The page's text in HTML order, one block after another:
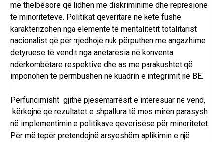
më thelbësore që lidhen me diskriminime dhe represione
të minoriteteve. Politikat qeveritare në këtë fushë
karakterizohen nga elementë të mentalitetit totalitarist
nacionalist që për rrjedhojë nuk përputhen me angazhime
detyruese të vendit nga anëtarësia në konventa
ndërkombëtare respektive dhe as me parakushtet që
imponohen të përmbushen në kuadrin e integrimit në BE.
Përfundimisht gjithë pjesëmarrësit e interesuar në vend,
kërkojnë që rezultatet e shpallura të mos mirën parasysh
në implementimin e politikave qeverisëse për minoritetet.
Për më tepër pretendojnë arsyeshëm aplikimin e një